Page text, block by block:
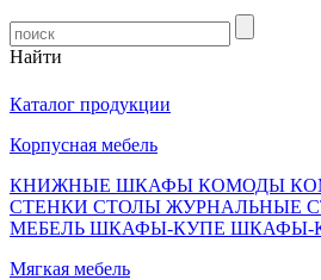
Найти
Каталог продукции
Корпусная мебель
КНИЖНЫЕ ШКАФЫ КОМОДЫ
СТЕНКИ СТОЛЫ ЖУРНАЛЬНЫЕ
МЕБЕЛЬ ШКАФЫ-КУПЕ ШКАФЫ-
Мягкая мебель